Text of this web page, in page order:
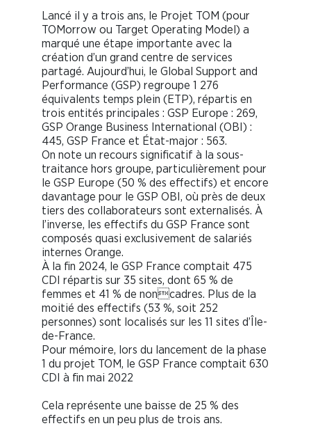
Lancé il y a trois ans, le Projet TOM (pour
TOMorrow ou Target Operating Model) a
marqué une étape importante avec la
création d’un grand centre de services
partagé. Aujourd’hui, le Global Support and
Performance (GSP) regroupe 1 276
équivalents temps plein (ETP), répartis en
trois entités principales : GSP Europe : 269,
GSP Orange Business International (OBI) :
445, GSP France et État-major : 563.
On note un recours significatif à la sous-
traitance hors groupe, particulièrement pour
le GSP Europe (50 % des effectifs) et encore
davantage pour le GSP OBI, où près de deux
tiers des collaborateurs sont externalisés. À
l’inverse, les effectifs du GSP France sont
composés quasi exclusivement de salariés
internes Orange.
À la fin 2024, le GSP France comptait 475
CDI répartis sur 35 sites, dont 65 % de
femmes et 41 % de noncadres. Plus de la
moitié des effectifs (53 %, soit 252
personnes) sont localisés sur les 11 sites d’Île-
de-France.
Pour mémoire, lors du lancement de la phase
1 du projet TOM, le GSP France comptait 630
CDI à fin mai 2022
Cela représente une baisse de 25 % des
effectifs en un peu plus de trois ans.